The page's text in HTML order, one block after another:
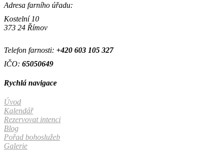
Adresa farního úřadu:
Kostelní 10
373 24 Římov
Telefon farnosti: +420 603 105 327
IČO: 65050649
Rychlá navigace
Úvod
Kalendář
Rezervovat intenci
Blog
Pořad bohoslužeb
Galerie